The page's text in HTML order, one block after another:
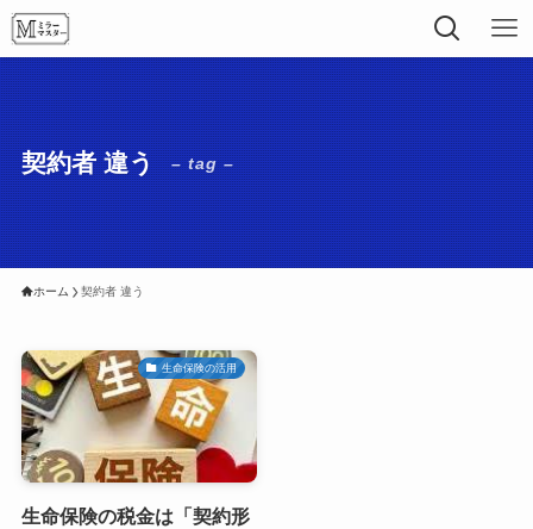
契約者 違う – tag –
ホーム 契約者 違う
生命保険の活用
生命保険の税金は「契約形